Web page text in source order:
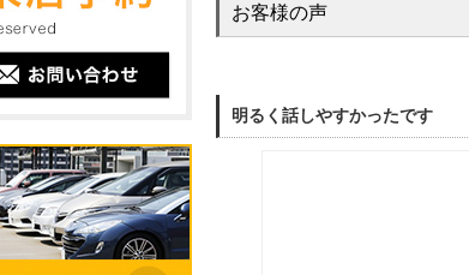
お客様の声
明るく話しやすかったです